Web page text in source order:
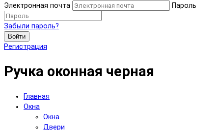
Электронная почта
Пароль
Забыли пароль?
Войти
Регистрация
Ручка оконная черная
Главная
Окна
Окна
Двери